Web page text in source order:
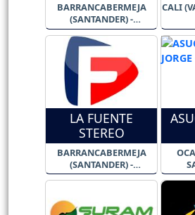
BARRANCABERMEJA
(SANTANDER) -
COLOMBIA
CALI
LA FUENTE
STEREO
BARRANCABERMEJA
(SANTANDER) -
COLOMBIA